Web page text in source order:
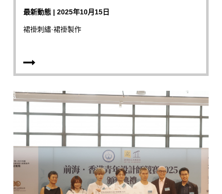
最新動態 | 2025年10月15日
裙褂刺繡·裙褂製作